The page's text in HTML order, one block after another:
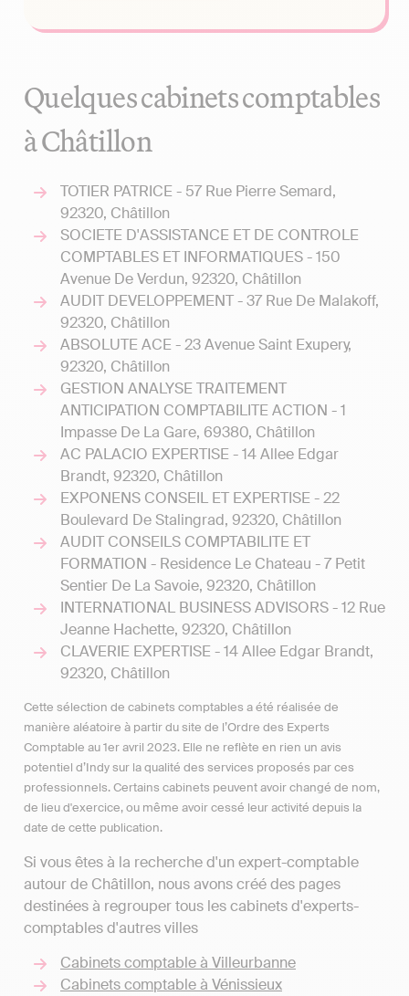
Quelques cabinets comptables
à Châtillon
TOTIER PATRICE - 57 Rue Pierre Semard,
92320, Châtillon
SOCIETE D'ASSISTANCE ET DE CONTROLE
COMPTABLES ET INFORMATIQUES - 150
Avenue De Verdun, 92320, Châtillon
AUDIT DEVELOPPEMENT - 37 Rue De Malakoff,
92320, Châtillon
ABSOLUTE ACE - 23 Avenue Saint Exupery,
92320, Châtillon
GESTION ANALYSE TRAITEMENT
ANTICIPATION COMPTABILITE ACTION - 1
Impasse De La Gare, 69380, Châtillon
AC PALACIO EXPERTISE - 14 Allee Edgar
Brandt, 92320, Châtillon
EXPONENS CONSEIL ET EXPERTISE - 22
Boulevard De Stalingrad, 92320, Châtillon
AUDIT CONSEILS COMPTABILITE ET
FORMATION - Residence Le Chateau - 7 Petit
Sentier De La Savoie, 92320, Châtillon
INTERNATIONAL BUSINESS ADVISORS - 12 Rue
Jeanne Hachette, 92320, Châtillon
CLAVERIE EXPERTISE - 14 Allee Edgar Brandt,
92320, Châtillon
Cette sélection de cabinets comptables a été réalisée de
manière aléatoire à partir du site de l’Ordre des Experts
Comptable au 1er avril 2023. Elle ne reflète en rien un avis
potentiel d’Indy sur la qualité des services proposés par ces
professionnels. Certains cabinets peuvent avoir changé de nom,
de lieu d'exercice, ou même avoir cessé leur activité depuis la
date de cette publication.
Si vous êtes à la recherche d'un expert-comptable
autour de Châtillon, nous avons créé des pages
destinées à regrouper tous les cabinets d'experts-
comptables d'autres villes
Cabinets comptable à Villeurbanne
Cabinets comptable à Vénissieux